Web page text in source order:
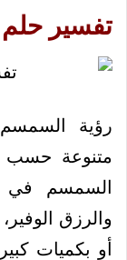
تفسير
رؤية
متنوعة حسب
السمسم في
والرزق
أو بكميات